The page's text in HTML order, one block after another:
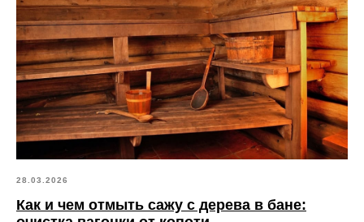
28.03.2026
Как и чем отмыть сажу с дерева в бане: